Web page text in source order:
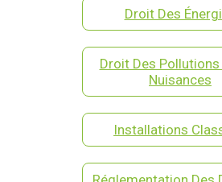
Droit Des
Droit Des Pollutions
Nuisances
Installations